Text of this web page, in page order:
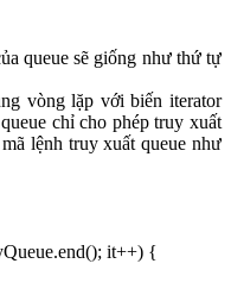
queue sẽ giống như thứ tự
vòng lặp với biến iterator
chỉ cho phép truy xuất
lệnh truy xuất queue như
.end(); it++) {